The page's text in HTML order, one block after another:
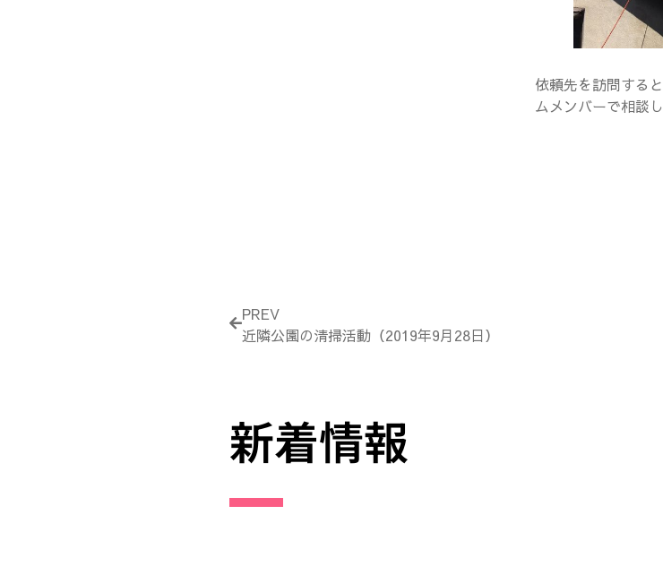
依頼先を訪問する
ムメンバーで相談
PREV
近隣公園の清掃活動（2019年9月28日）
新着情報